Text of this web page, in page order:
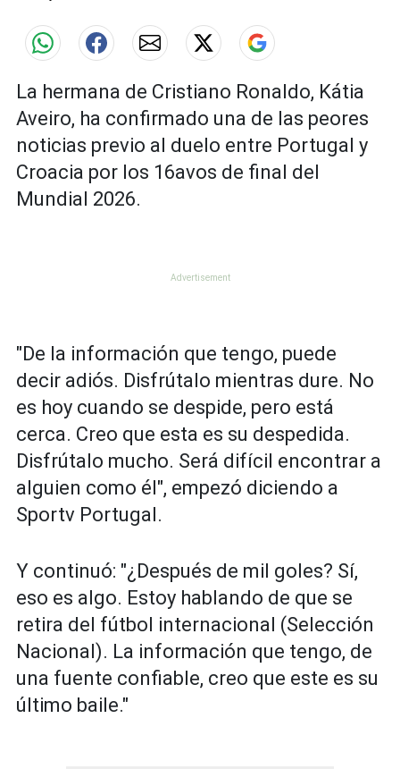
La hermana de Cristiano Ronaldo, Kátia
Aveiro, ha confirmado una de las peores
noticias previo al duelo entre Portugal y
Croacia por los 16avos de final del
Mundial 2026.
"De la información que tengo, puede
decir adiós. Disfrútalo mientras dure. No
es hoy cuando se despide, pero está
cerca. Creo que esta es su despedida.
Disfrútalo mucho. Será difícil encontrar a
alguien como él", empezó diciendo a
Sportv Portugal.
Y continuó: "¿Después de mil goles? Sí,
eso es algo. Estoy hablando de que se
retira del fútbol internacional (Selección
Nacional). La información que tengo, de
una fuente confiable, creo que este es su
último baile."